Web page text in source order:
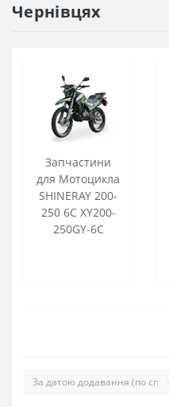
Чернівцях
Запчастини
для Мотоцикла
SHINERAY 200-
250 6С XY200-
250GY-6C